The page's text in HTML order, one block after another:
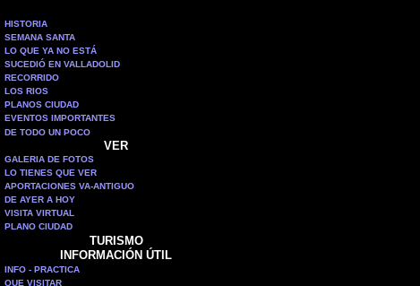
HISTORIA
SEMANA SANTA
LO QUE YA NO ESTÁ
SUCEDIÓ EN VALLADOLID
RECORRIDO
LOS RIOS
PLANOS CIUDAD
EVENTOS IMPORTANTES
DE TODO UN POCO
VER
GALERIA DE FOTOS
LO TIENES QUE VER
APORTACIONES VA-ANTIGUO
DE AYER A HOY
VISITA VIRTUAL
PLANO CIUDAD
TURISMO
INFORMACIÓN ÚTIL
INFO - PRACTICA
QUE VISITAR